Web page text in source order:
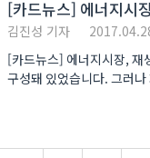
[카드뉴스] 에너지시
김진성 기자
[카드뉴스] 에너지시장, 재
구성돼 있었습니다. 그러